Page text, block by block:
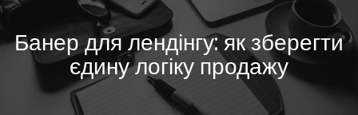
Банер для лендінгу: як зберегти
єдину логіку продажу